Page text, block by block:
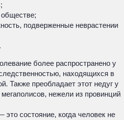
подверженные неврастении
более распространено у
находящихся в
Также преобладает этот недуг у
нежели из провинций
состояние, когда человек не